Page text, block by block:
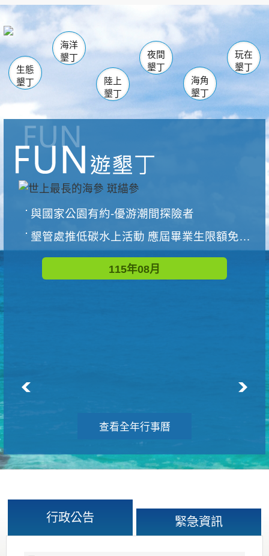
南仁湖
海生館
恆春 佳樂水
龍鑾潭自然中心 森林遊樂區
瓊麻館
關山 墾管處遊客中心
社頂公園 風吹沙
船帆石
白砂 龍磐公園
香蕉灣
砂島
鵝鑾鼻
生態
墾丁
海洋
墾丁
陸上
墾丁
夜間
墾丁
海角
墾丁
玩在
墾丁
與國家公園有約-優游潮間探險者
墾管處推低碳水上活動 應屆畢業生限額免費參加
115年08月
查看全年行事曆
行政公告 緊急資訊